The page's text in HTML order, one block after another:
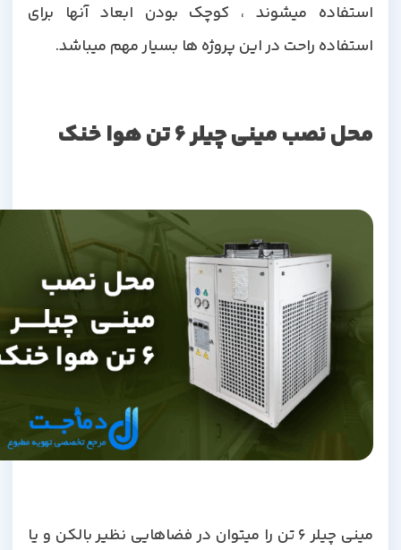
استفاده میشوند ، کوچک بودن ابعاد آنها برای
استفاده راحت در این پروژه ها بسیار مهم میباشد.
محل نصب مینی چیلر 6 تن هوا خنک
مینی چیلر 6 تن را میتوان در فضاهایی نظیر بالکن و یا